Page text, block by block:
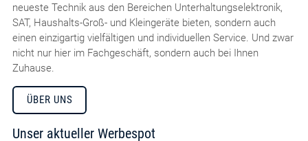
neueste Technik aus den Bereichen Unterhaltungselektronik,
SAT, Haushalts-Groß- und Kleingeräte bieten, sondern auch
einen einzigartig vielfältigen und individuellen Service. Und zwar
nicht nur hier im Fachgeschäft, sondern auch bei Ihnen
Zuhause.
ÜBER UNS
Unser aktueller Werbespot